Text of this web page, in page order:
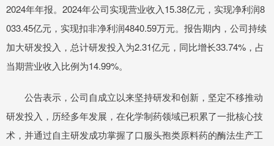
2024年年报。2024年公司实现营业收入15.38亿元，实现净利润8
033.45亿元，实现扣非净利润4840.59万元。报告期内，公司持续
加大研发投入，总计研发投入为2.31亿元，同比增长33.74%，占
当期营业收入比例为14.99%。
公告表示，公司自成立以来坚持研发和创新，坚定不移推动
研发投入，历经多年发展，在化学制药领域已积累了一批核心技
术，并通过自主研发成功掌握了口服头孢类原料药的酶法生产工